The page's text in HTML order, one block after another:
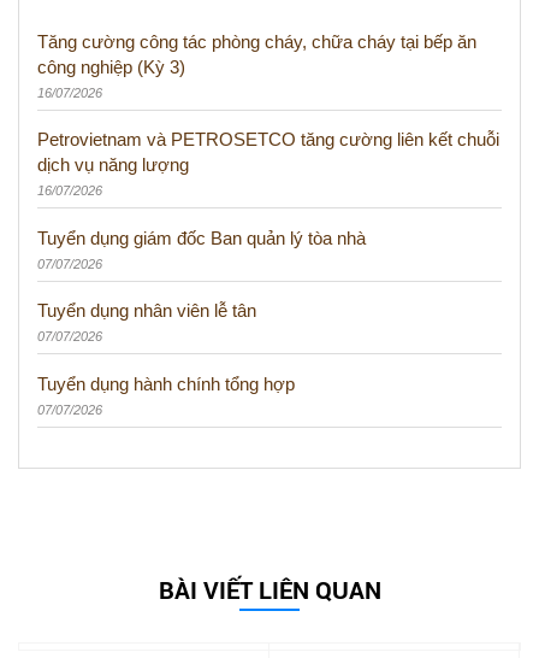
Tăng cường công tác phòng cháy, chữa cháy tại bếp ăn
công nghiệp (Kỳ 3)
16/07/2026
Petrovietnam và PETROSETCO tăng cường liên kết chuỗi
dịch vụ năng lượng
16/07/2026
Tuyển dụng giám đốc Ban quản lý tòa nhà
07/07/2026
Tuyển dụng nhân viên lễ tân
07/07/2026
Tuyển dụng hành chính tổng hợp
07/07/2026
BÀI VIẾT LIÊN QUAN